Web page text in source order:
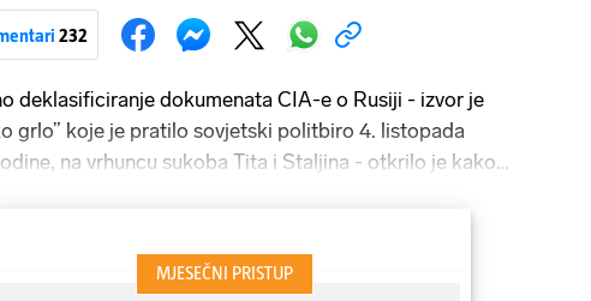
232
deklasificiranje dokumenata CIA-e o Rusiji - izvor je
grlo” koje je pratilo sovjetski politbiro 4. listopada
na vrhuncu sukoba Tita i Staljina - otkrilo je kako
Tito bio u insceniranom a ne stvarnom sukobu sa
a taj je režirani sukob trebao doprinijeti infiltraciji